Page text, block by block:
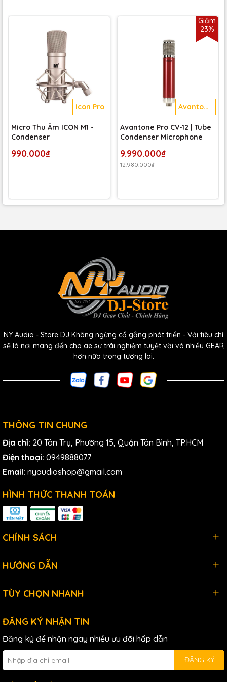
âm thanh là yếu tố quyết định chất lượng bản thu.
Với khả năng ghi âm cả giọng hát và nhạc cụ, Lewitt LCT
140 AIR là một micro đa năng phù hợp cho nhiều ứng dụng
trong phòng thu. Ní có thể dễ dàng sử dụng nó cho các dự
án thu âm khác nhau, từ thu âm nhạc cụ solo đến các dự
án thu âm nhóm, mà không cần phải thay đổi thiết bị.
7. Chất Lượng Xây Dựng Đáng Tin Cậy
Lewitt LCT 140 AIR được chế tạo với chất lượng vật liệu cao
cấp và quy trình sản xuất nghiêm ngặt, đảm bảo độ bền
và độ tin cậy trong suốt quá trình sử dụng. Micro này được
thiết kế để chịu được sự khắc nghiệt của môi trường thu âm
Micro condenser Lewitt LCT 140 AIR là một công cụ lý tưởng
cho bất kỳ phòng thu studio nào, nhờ vào sự kết hợp hoàn
hảo giữa thiết kế nhỏ gọn, chất lượng âm thanh tinh tế, và
các tính năng công nghệ tiên tiến. Dù ní là một kỹ sư âm
thanh chuyên nghiệp hay một nhạc sĩ đam mê, Lewitt LCT
Icon Pro
Micro Thu Âm ICON M1 -
Condenser
990.000₫
Giảm
23%
Avantone
Pro
Avantone Pro CV-12 | Tube
Condenser Microphone
9.990.000₫
12.980.000₫
NY Audio - Store DJ Không ngừng cố gắng phát triển - Với tiêu chí
sẽ là nơi mang đến cho ae sự trãi nghiệm tuyệt vời và nhiều GEAR
hơn nữa trong tương lai.
THÔNG TIN CHUNG
Địa chỉ: 20 Tân Trụ, Phường 15, Quận Tân Bình, TP.HCM
Điện thoại: 0949888077
Email: nyaudioshop@gmail.com
HÌNH THỨC THANH TOÁN
CHÍNH SÁCH
HƯỚNG DẪN
TÙY CHỌN NHANH
ĐĂNG KÝ NHẬN TIN
Đăng ký để nhận ngay nhiều ưu đãi hấp dẫn
ĐĂNG KÝ